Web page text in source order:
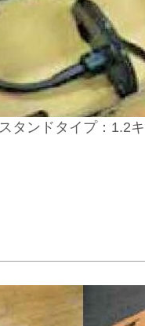
スタンドタイプ：1.2